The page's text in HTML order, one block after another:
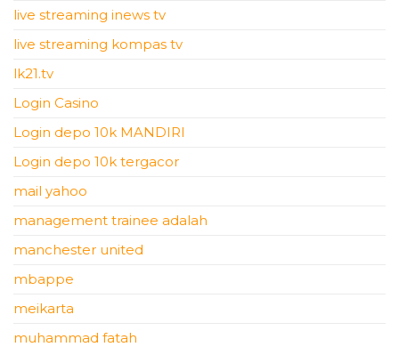
live streaming inews tv
live streaming kompas tv
lk21.tv
Login Casino
Login depo 10k MANDIRI
Login depo 10k tergacor
mail yahoo
management trainee adalah
manchester united
mbappe
meikarta
muhammad fatah